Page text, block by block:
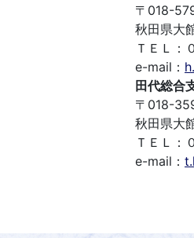
〒018-
秋田県大
ＴＥＬ：
e-mail：
田代総
〒018-
秋田県大
ＴＥＬ：
e-mail：